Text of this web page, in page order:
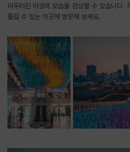
어우러진 야경의 모습을 감상할 수 있습니다.
즐길 수 있는 이곳에 방문해 보세요.